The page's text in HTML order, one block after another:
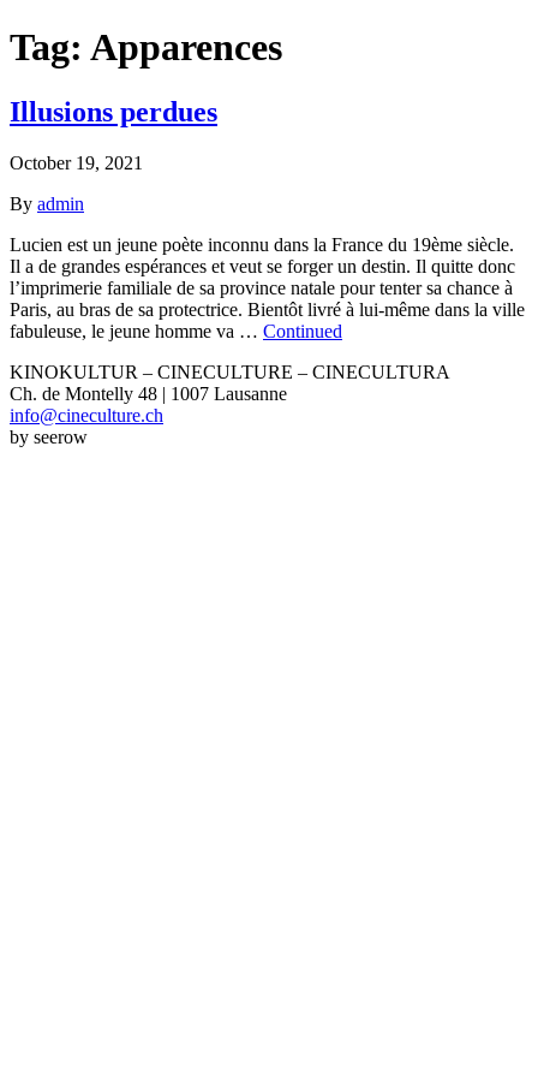
Tag: Apparences
Illusions perdues
October 19, 2021
By admin
Lucien est un jeune poète inconnu dans la France du 19ème siècle.
Il a de grandes espérances et veut se forger un destin. Il quitte donc
l’imprimerie familiale de sa province natale pour tenter sa chance à
Paris, au bras de sa protectrice. Bientôt livré à lui-même dans la ville
fabuleuse, le jeune homme va … Continued
KINOKULTUR – CINECULTURE – CINECULTURA
Ch. de Montelly 48 | 1007 Lausanne
info@cineculture.ch
by seerow